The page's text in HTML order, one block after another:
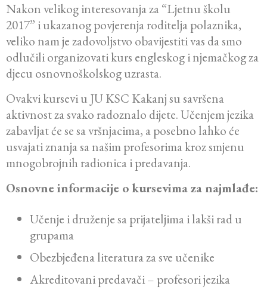
Nakon velikog interesovanja za “Ljetnu školu
2017” i ukazanog povjerenja roditelja polaznika,
veliko nam je zadovoljstvo obavijestiti vas da smo
odlučili organizovati kurs engleskog i njemačkog za
djecu osnovnoškolskog uzrasta.
Ovakvi kursevi u JU KSC Kakanj su savršena
aktivnost za svako radoznalo dijete. Učenjem jezika
zabavljat će se sa vršnjacima, a posebno lahko će
usvajati znanja sa našim profesorima kroz smjenu
mnogobrojnih radionica i predavanja.
Osnovne informacije o kursevima za najmlađe:
Učenje i druženje sa prijateljima i lakši rad u
grupama
Obezbjeđena literatura za sve učenike
Akreditovani predavači – profesori jezika